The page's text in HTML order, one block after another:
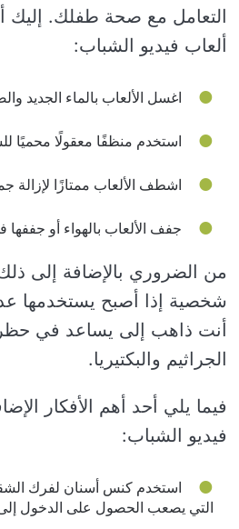
التعامل مع صحة طفلك. إليك
ألعاب فيديو الشباب:
اغسل الألعاب بالماء الجديد
استخدم منظفًا معقولًا محميًا
اشطف الألعاب ممتازًا لإزالة
جفف الألعاب بالهواء أو
من الضروري بالإضافة إلى
شخصية إذا أصبح يستخدمها
أنت ذاهب إلى يساعد في
الجراثيم والبكتيريا.
فيما يلي أحد أهم الأفكار
فيديو الشباب:
استخدم كنس أسنان لفرك
التي يصعب الحصول على الدخول إلى